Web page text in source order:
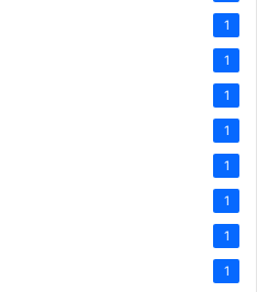
1
1
1
1
1
1
1
1